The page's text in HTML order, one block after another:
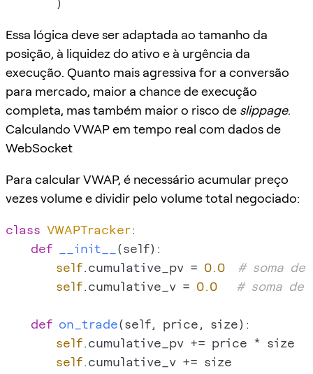
Essa lógica deve ser adaptada ao tamanho da
posição, à liquidez do ativo e à urgência da
execução. Quanto mais agressiva for a conversão
para mercado, maior a chance de execução
completa, mas também maior o risco de slippage.
Calculando VWAP em tempo real com dados de
WebSocket
Para calcular VWAP, é necessário acumular preço
vezes volume e dividir pelo volume total negociado:
class VWAPTracker:
def
__init__ (self):
self.cumulative_pv = 0.0
# soma
self.cumulative_v = 0.0 # soma de
def on_trade(self, price, size):
self.cumulative_pv += price * size
self.cumulative_v += size